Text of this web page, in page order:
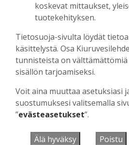
Biokaasu,
rahoitusasiat,
ministeri Sari
keskustelunaiheita
Tilaajille
Aku Laatikainen
OP Kaskimaan
korkotason muutos
tulokseen
Tilaajille
Toimitus 6.8.2026 13:18
koskevat mittaukset,
tuotekehityksen.
Tietosuoja-sivulta löydät
käsittelystä. Osa
tunnisteista on välttämättömiä
sisällön tarjoamiseksi.
Voit aina muuttaa asetuksiasi
suostumuksesi valitsemalla
”evästeasetukset”.
Älä hyväksy Poistu